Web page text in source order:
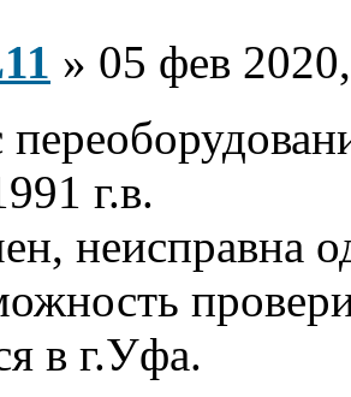
» 05 фев
г.в.
неисправна
в г.Уфа.